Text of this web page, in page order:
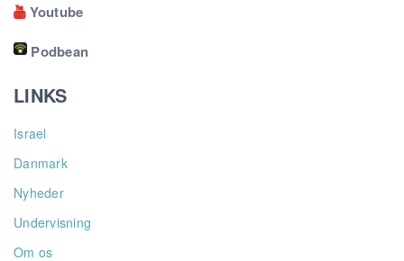
Youtube
Podbean
LINKS
Israel
Danmark
Nyheder
Undervisning
Om os